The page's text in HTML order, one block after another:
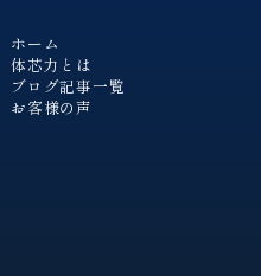
ホーム
体芯力とは
ブログ記事一覧
お客様の声